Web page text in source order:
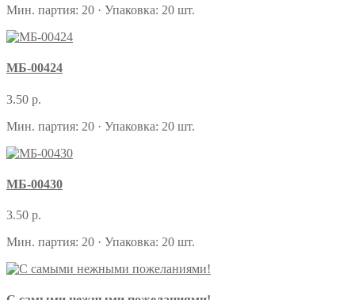
Мин. партия: 20 · Упаковка: 20 шт.
МБ-00424
3.50 р.
Мин. партия: 20 · Упаковка: 20 шт.
МБ-00430
3.50 р.
Мин. партия: 20 · Упаковка: 20 шт.